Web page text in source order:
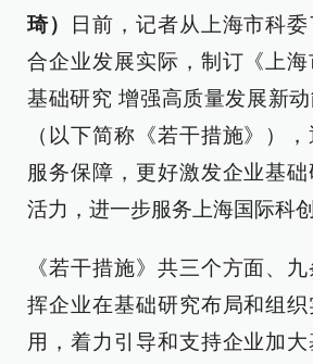
琦）
日前，记者从上海市科
合企业发展实际，制订《上
基础研究 增强高质量发展新动
（以下简称《若干措施》）
服务保障，更好激发企业基
活力，进一步服务上海国际科
《若干措施》共三个方面、
挥企业在基础研究布局和组
用，着力引导和支持企业加大